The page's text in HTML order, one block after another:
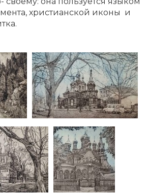
христианской иконы и